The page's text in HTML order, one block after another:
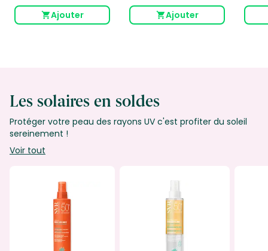
Ajouter Ajouter
Les solaires en soldes
Protéger votre peau des rayons UV c'est profiter du soleil
sereinement !
Voir tout